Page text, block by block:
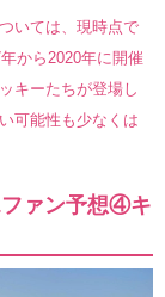
いては、現時点で
から2020年に開催
キーたちが登場し
可能性も少なくは
ファン予想④キ